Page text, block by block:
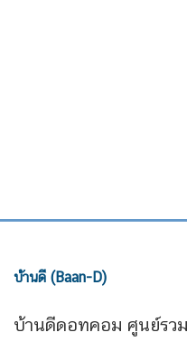
บ้านดี (Baan-D)
บ้านดีดอทคอม ศูนย์รว